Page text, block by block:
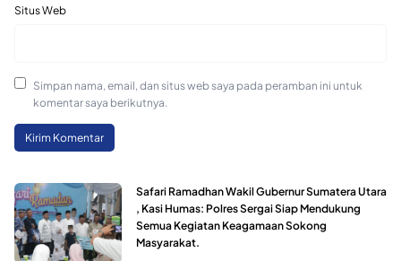
Situs Web
Simpan nama, email, dan situs web saya pada peramban ini untuk
komentar saya berikutnya.
Safari Ramadhan Wakil Gubernur Sumatera Utara
, Kasi Humas: Polres Sergai Siap Mendukung
Semua Kegiatan Keagamaan Sokong
Masyarakat.